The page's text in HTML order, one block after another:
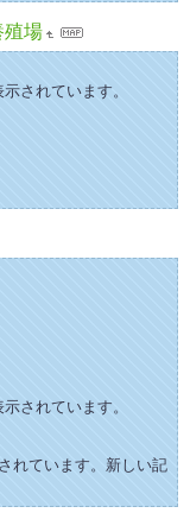
殖場
されています。
されています。
れています。新しい記